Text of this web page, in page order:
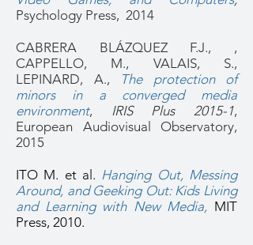
Psychology Press, 2014
CABRERA BLÁZQUEZ F.J., ,
CAPPELLO, M., VALAIS, S.,
LEPINARD, A.,
The protection of
minors in a converged media
environment, IRIS Plus 2015-1,
European Audiovisual Observatory,
2015
ITO M. et al. Hanging Out, Messing
Around, and Geeking Out: Kids Living
and Learning with New Media, MIT
Press, 2010.